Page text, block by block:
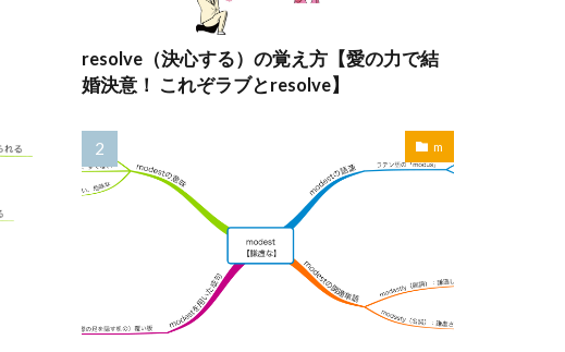
resolve（決心する）の覚え方【愛の力で結
婚決意！ これぞラブとresolve】
m